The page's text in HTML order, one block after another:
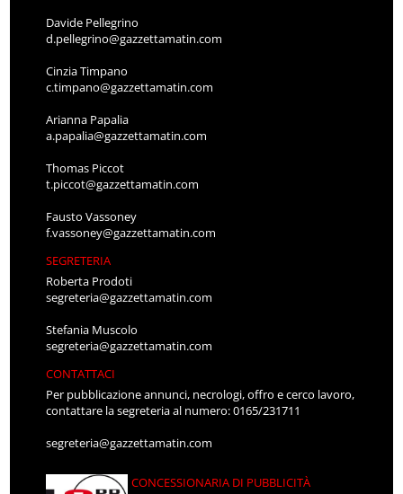
Davide Pellegrino
d.pellegrino@gazzettamatin.com
Cinzia Timpano
c.timpano@gazzettamatin.com
Arianna Papalia
a.papalia@gazzettamatin.com
Thomas Piccot
t.piccot@gazzettamatin.com
Fausto Vassoney
f.vassoney@gazzettamatin.com
SEGRETERIA
Roberta Prodoti
segreteria@gazzettamatin.com
Stefania Muscolo
segreteria@gazzettamatin.com
CONTATTACI
Per pubblicazione annunci, necrologi, offro e cerco lavoro,
contattare la segreteria al numero: 0165/231711
segreteria@gazzettamatin.com
CONCESSIONARIA DI PUBBLICITÀ